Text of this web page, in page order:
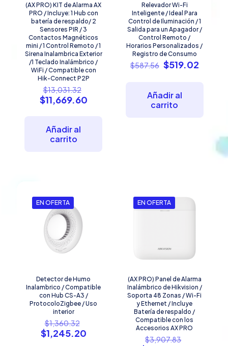
(AX PRO) KIT de Alarma AX
PRO / Incluye: 1 Hub con
batería de respaldo/ 2
Sensores PIR / 3
Contactos Magnéticos
mini / 1 Control Remoto / 1
Sirena Inalambrica Exterior
/1 Teclado Inalámbrico /
WiFi / Compatible con
Hik-Connect P2P
$13,031.32
precio
original
$11,669.60El
Añadir al
carrito
Relevador Wi-Fi
Inteligente / Ideal Para
Control de Iluminación / 1
Salida para un Apagador /
Control Remoto /
Horarios Personalizados /
Registro de Consumo
$587.56 El
precio
era:
$587.56.
$519.02El
Añadir al
carrito
EN OFERTA
Detector de Humo
Inalambrico / Compatible
con Hub CS-A3 /
ProtocoloZigbee / Uso
interior
$1,360.32
precio
$1,245.20El
EN OFERTA
(AX PRO) Panel de Alarma
Inalámbrico de Hikvision /
Soporta 48 Zonas / Wi-Fi
y Ethernet / Incluye
Batería de respaldo /
Compatible con los
Accesorios AX PRO
$3,907.83